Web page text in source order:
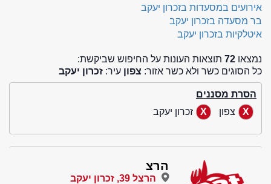
אירועים במסעדות בזכרון יעקב
בר מסעדה בזכרון יעקב
איטלקיות בזכרון יעקב
נמצאו 72 תוצאות העונות על החיפוש שביקשת:
כל הסוגים כשר ולא כשר אזור: צפון עיר: זכרון יעקב
הסרת מסננים
צפון
זכרון יעקב
הרצ
הרצל 39, זכרון יעקב